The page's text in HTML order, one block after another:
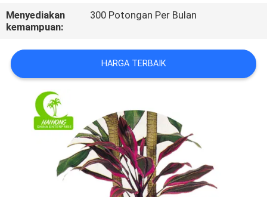
BERITA
KASUS
MINTA
PENAWARAN
SITEMAP
Menyediakan
kemampuan:
300 Potongan Per Bulan
HARGA TERBAIK